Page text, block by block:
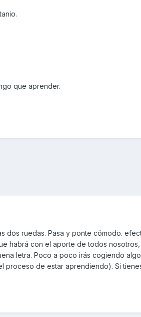
que aprender.
dos ruedas. Pasa y ponte cómodo.
habrá con el aporte de todos
letra. Poco a poco irás cogiendo
proceso de estar aprendiendo). Si